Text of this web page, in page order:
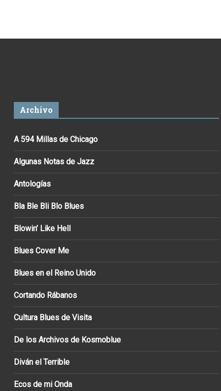
Archivo
A 594 Millas de Chicago
Algunas Notas de Jazz
Antologías
Bla Ble Bli Blo Blues
Blowin’ Like Hell
Blues Cover Me
Blues en el Reino Unido
Cortando Rábanos
Cultura Blues de Visita
De los Archivos de Kosmoblue
Diván el Terrible
Ecos de mi Onda